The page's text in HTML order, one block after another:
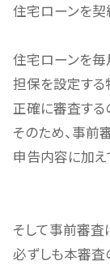
住宅ローンを契
住宅ローンを毎
担保を設定す
正確に審査する
そのため、事前
申告内容に加え
そして事前審査
必ずしも本審